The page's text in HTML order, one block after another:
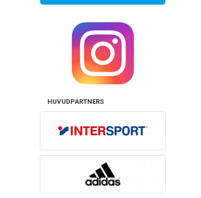
HUVUDPARTNERS